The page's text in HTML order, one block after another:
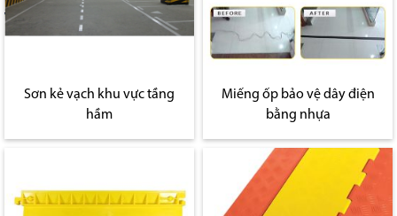
Sơn kẻ vạch khu vực tầng
hầm
Miếng ốp bảo vệ dây điện
bằng nhựa